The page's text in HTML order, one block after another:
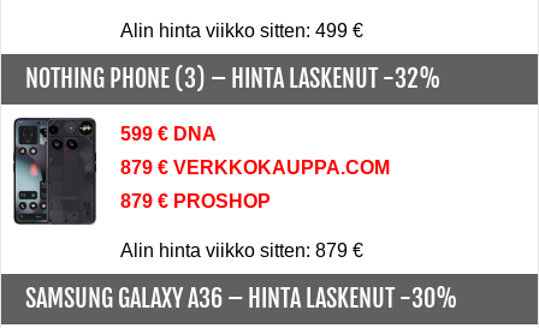
Alin hinta viikko sitten: 499 €
NOTHING PHONE (3) – HINTA LASKENUT -32%
599 € DNA
879 € VERKKOKAUPPA.COM
879 € PROSHOP
Alin hinta viikko sitten: 879 €
SAMSUNG GALAXY A36 – HINTA LASKENUT -30%